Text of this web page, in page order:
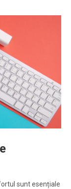
sunt esențiale